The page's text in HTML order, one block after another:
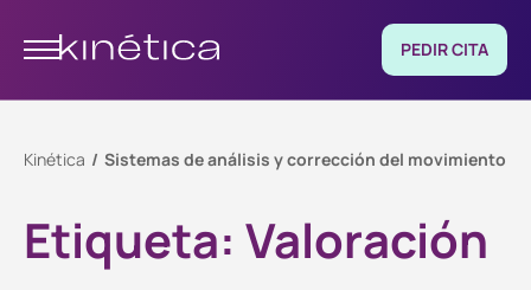
PEDIR CITA
Kinética Sistemas de análisis y corrección del movimiento
Etiqueta: Valoración